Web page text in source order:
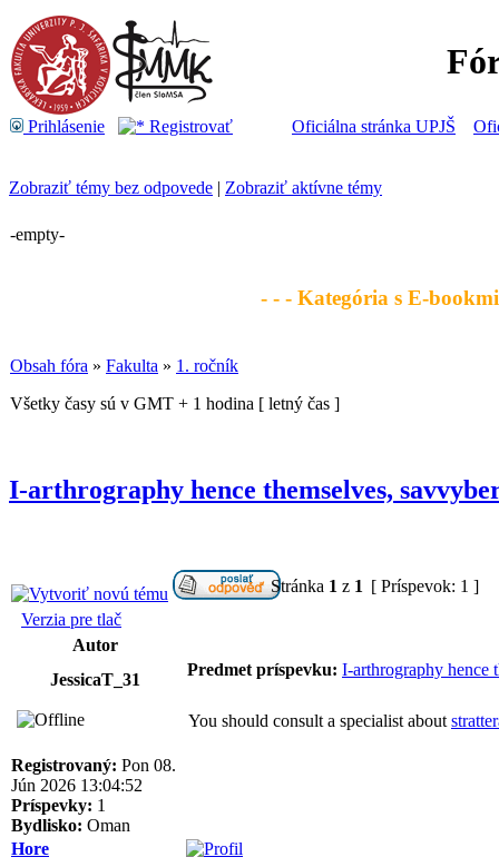
Prihlásenie Registrovať Oficiálna stránka UPJŠ
Zobraziť témy bez odpovede | Zobraziť aktívne témy
-empty-
- - - Kategória s E-
Obsah fóra » Fakulta » 1. ročník
Všetky časy sú v GMT + 1 hodina [ letný čas ]
I-arthrography hence themselves,
Stránka 1 z 1 [ Príspevok: 1 ]
Verzia pre tlač
Autor
JessicaT_31
Predmet príspevku: I-arthrography hence
Registrovaný: Pon 08.
Jún 2026 13:04:52
Príspevky: 1
Bydlisko: Oman
You should consult a specialist about
Hore